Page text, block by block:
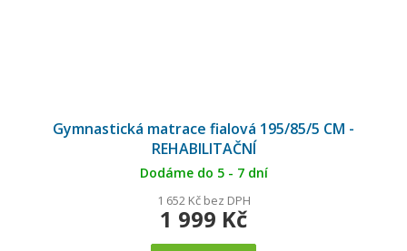
Gymnastická matrace fialová 195/85/5 CM -
REHABILITAČNÍ
Dodáme do 5 - 7 dní
1 652 Kč bez DPH
1 999 Kč